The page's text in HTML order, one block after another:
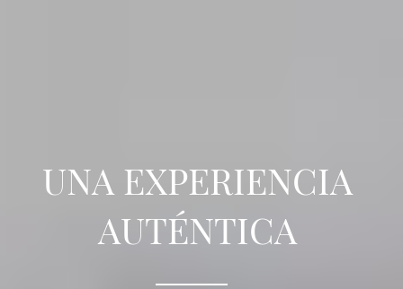
UNA EXPERIENCIA
AUTÉNTICA